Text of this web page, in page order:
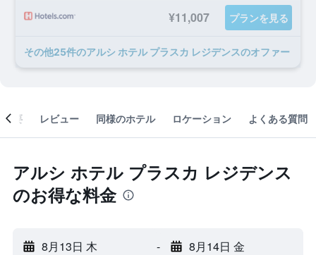
¥11,007 プランを見る
​その他25​件のアルシ ホテル プラスカ レジデンスのオファー
概要 レビュー 同様のホテル ロケーション よくある質問
アルシ ホテル プラスカ レジデンス
のお得な料金
8月13日 木 - 8月14日 金